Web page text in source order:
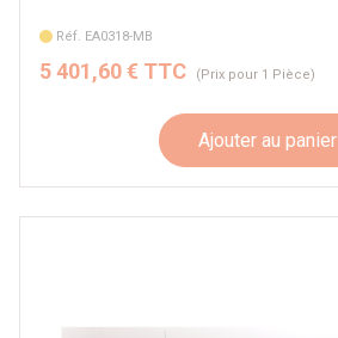
Réf. EA0318-MB
5 401,60 € TTC (Prix pour 1 Pièce)
Ajouter au panier